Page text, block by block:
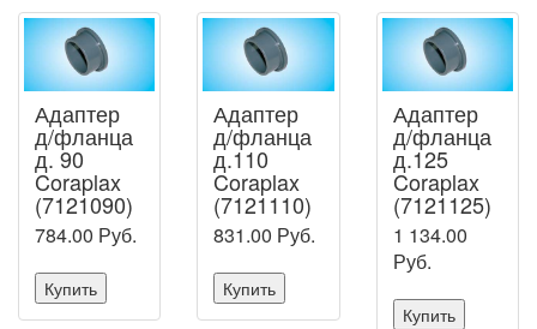
Адаптер
д/фланца
д. 90
Coraplax
(7121090)
784.00 Руб.
Купить
Адаптер
д/фланца
д.110
Coraplax
(7121110)
831.00 Руб.
Купить
Адаптер
д/фланца
д.125
Coraplax
(7121125)
1 134.00
Руб.
Купить